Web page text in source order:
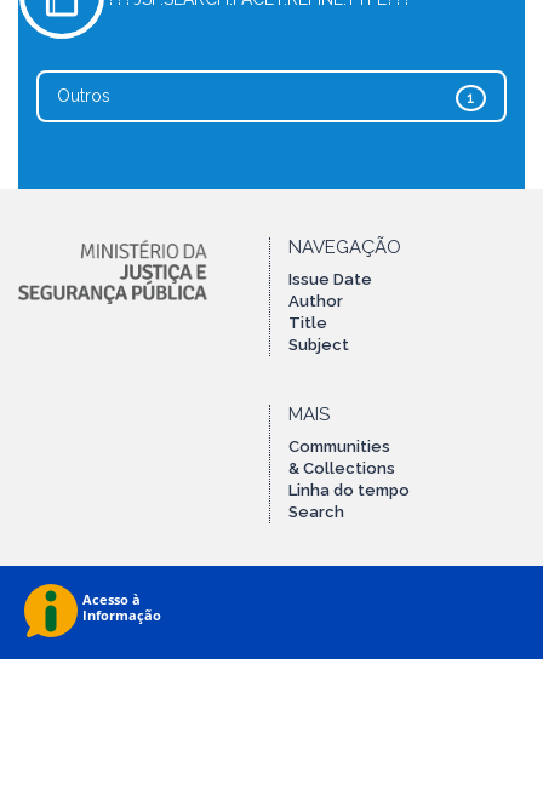
1
Outros
NAVEGAÇÃO
Issue Date
Author
Title
Subject
MAIS
Communities
& Collections
Linha do tempo
Search